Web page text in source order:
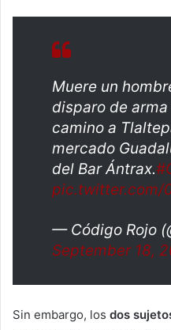
Muere un
disparo de
camino a
mercado
del Bar Ántrax.
pic.twitter.com/
— Código Rojo
September 18,
Sin embargo, los dos